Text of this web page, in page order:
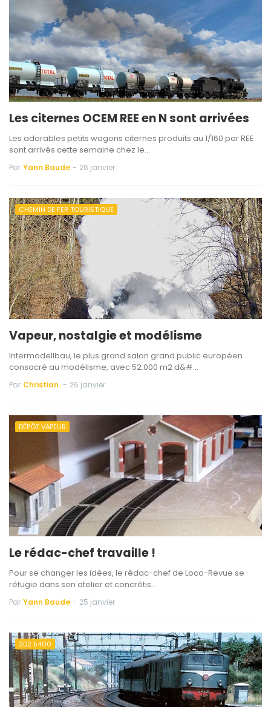
Les citernes OCEM REE en N sont arrivées
Les adorables petits wagons citernes produits au 1/160 par REE
sont arrivés cette semaine chez le…
Par Yann Baude - 26 janvier
CHEMIN DE FER TOURISTIQUE
Vapeur, nostalgie et modélisme
Intermodellbau, le plus grand salon grand public européen
consacré au modélisme, avec 52.000 m2 d&#…
Par Christian. - 26 janvier
DÉPÔT VAPEUR
Le rédac-chef travaille !
Pour se changer les idées, le rédac-chef de Loco-Revue se
réfugie dans son atelier et concrétis…
Par Yann Baude - 25 janvier
2D2 5400